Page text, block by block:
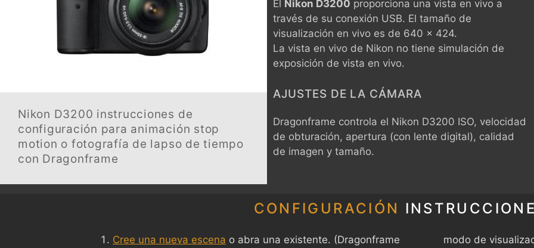
Nikon D3200 instrucciones de
configuración para animación stop
motion o fotografía de lapso de tiempo
con Dragonframe
Él Nikon D3200 proporciona una vista en vivo a
través de su conexión USB. El tamaño de
visualización en vivo es de 640 x 424.
La vista en vivo de Nikon no tiene simulación de
exposición de vista en vivo.
AJUSTES DE LA CÁMARA
Dragonframe controla el Nikon D3200 ISO, velocidad
de obturación, apertura (con lente digital), calidad
de imagen y tamaño.
CONFIGURACIÓN
Cree una nueva escena o abra una existente. (Dragonframe
modo de